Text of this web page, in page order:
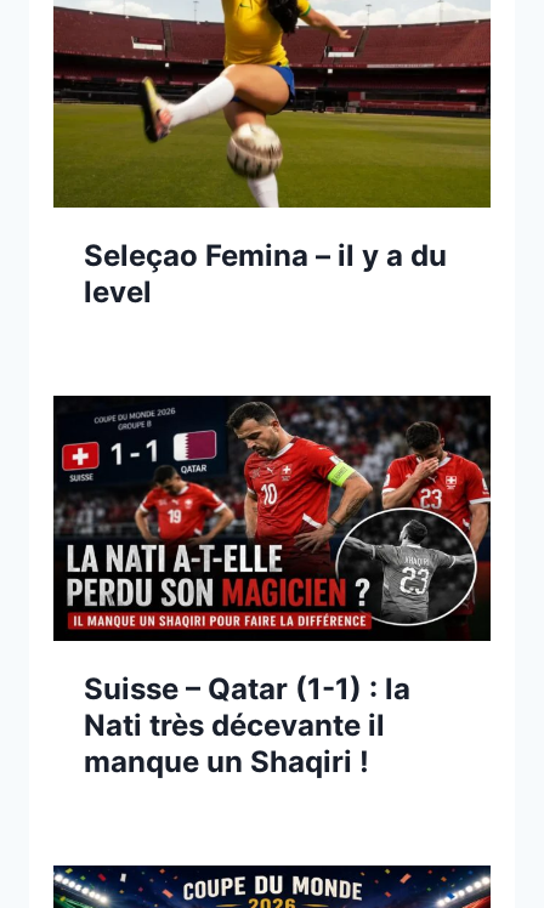
Seleçao Femina – il y a du
level
Suisse – Qatar (1-1) : la
Nati très décevante il
manque un Shaqiri !